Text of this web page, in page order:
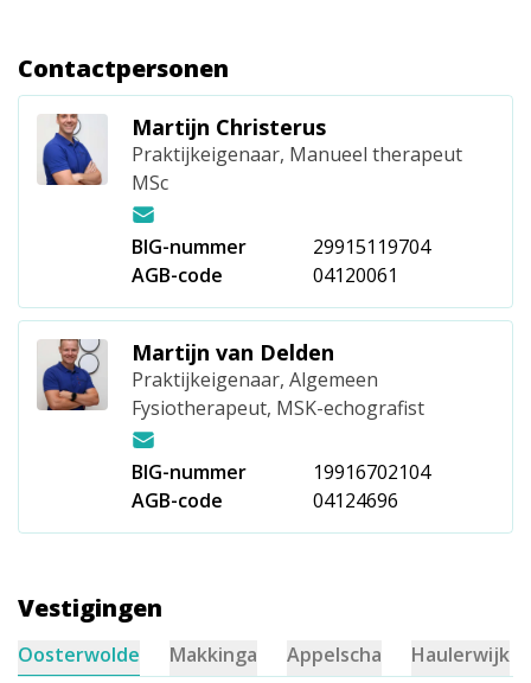
Contactpersonen
Martijn Christerus
Praktijkeigenaar, Manueel therapeut
MSc
BIG-nummer
29915119704
AGB-code
04120061
Martijn van Delden
Praktijkeigenaar, Algemeen
Fysiotherapeut, MSK-echografist
BIG-nummer
19916702104
AGB-code
04124696
Vestigingen
Oosterwolde Makkinga Appelscha Haulerwijk